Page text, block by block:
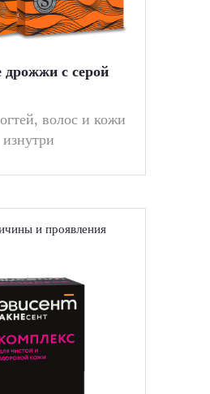
с серой
волос и кожи
изнутри
и проявления